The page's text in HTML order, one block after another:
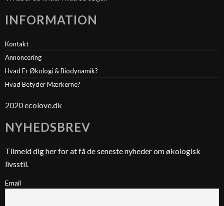
INFORMATION
Kontakt
Annoncering
Hvad Er Økologi & Biodynamik?
Hvad Betyder Mærkerne?
2020 ecolove.dk
NYHEDSBREV
Tilmeld dig her for at få de seneste nyheder om økologisk
livsstil.
Email